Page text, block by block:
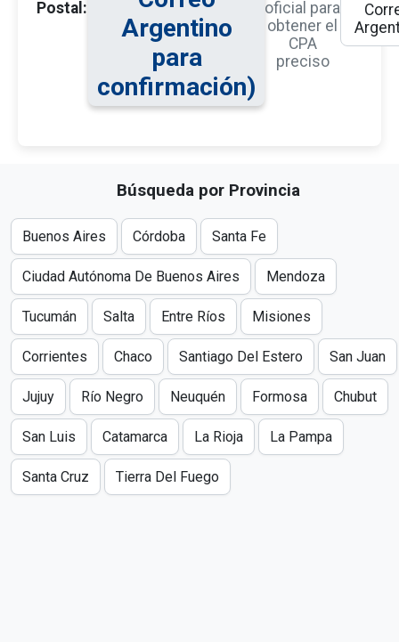
Postal:
Argentino
para
confirmación)
oficial para
obtener el
CPA
preciso
Búsqueda por Provincia
Buenos Aires Córdoba Santa Fe
Ciudad Autónoma De Buenos Aires Mendoza
Tucumán Salta Entre Ríos Misiones
Corrientes Chaco Santiago Del Estero San Juan
Jujuy Río Negro Neuquén Formosa Chubut
San Luis Catamarca La Rioja La Pampa
Santa Cruz Tierra Del Fuego